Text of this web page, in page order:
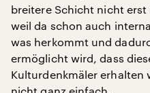
breitere Schicht nicht
weil da schon auch
was herkommt und
ermöglicht wird, dass
Kulturdenkmäler erhalten